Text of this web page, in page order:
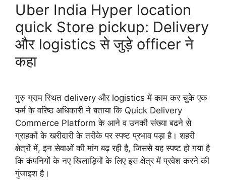
Uber India Hyper location
quick Store pickup: Delivery
और logistics से जुड़े officer ने
कहा
गुरु ग्राम स्थित delivery और logistics में काम कर चुके एक
फर्म के वरिष्ठ अधिकारी ने बताया कि Quick Delivery
Commerce Platform के आने व उनकी संख्या बढने से
ग्राहकों के खरीदारी के तरीके पर स्पष्ट प्रभाव पड़ा है। शहरी
क्षेत्रों में, इन सेवाओं की मांग बढ़ रही है, जिससे यह स्पष्ट हो गया है
कि कंपनियों के नए खिलाड़ियों के लिए इस क्षेत्र में प्रवेश करने की
गुंजाइश है।